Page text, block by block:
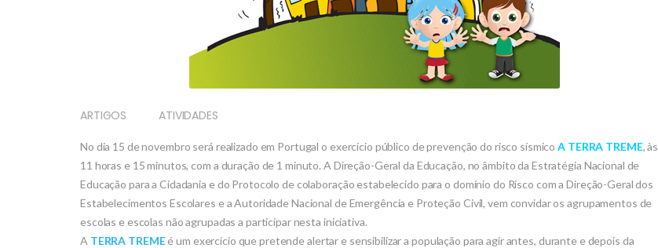
ARTIGOS ATIVIDADES
No dia 15 de novembro será realizado em Portugal o exercício público de prevenção do risco sísmicoA TERRA TREME, às
11 horas e 15 minutos, com a duração de 1 minuto. A Direção-Geral da Educação, no âmbito da Estratégia Nacional de
Educação para a Cidadania e do Protocolo de colaboração estabelecido para o domínio do Risco com a Direção-Geral dos
Estabelecimentos Escolares e a Autoridade Nacional de Emergência e Proteção Civil, vem convidar os agrupamentos de
escolas e escolas não agrupadas a participar nesta iniciativa.
A TERRA TREME é um exercício que pretende alertar e sensibilizar a população para agir antes, durante e depois da